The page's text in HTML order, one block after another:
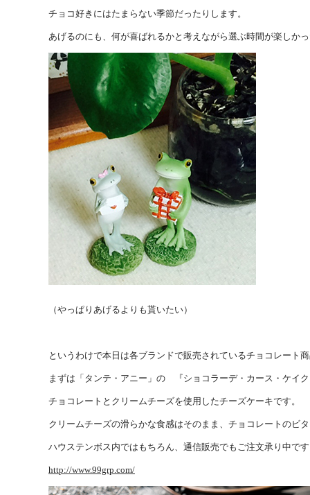
チョコ好きにはたまらない季節だったりします。
あげるのにも、何が喜ばれるかと考えながら選ぶ時間が楽しか
（やっぱりあげるよりも貰いたい）
というわけで本日は各ブランドで販売されているチョコレート
まずは「タンテ・アニー」の 『ショコラーデ・カース・ケイ
チョコレートとクリームチーズを使用したチーズケーキです。
クリームチーズの滑らかな食感はそのまま、チョコレートのビ
ハウステンボス内ではもちろん、通信販売でもご注文承り中で
http://www.99grp.com/